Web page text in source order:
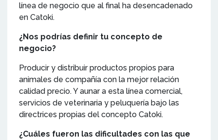
línea de negocio que al final ha desencadenado
en Catoki.
¿Nos podrías definir tu concepto de
negocio?
Producir y distribuir productos propios para
animales de compañía con la mejor relación
calidad precio. Y aunar a esta línea comercial,
servicios de veterinaria y peluquería bajo las
directrices propias del concepto Catoki.
¿Cuáles fueron las dificultades con las que